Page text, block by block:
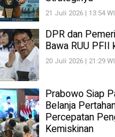
21 Juli 2026 | 13:54
DPR dan
Bawa RUU PFII
20 Juli 2026 | 21:29
Prabowo Siap
Belanja
Percepatan
Kemiskinan